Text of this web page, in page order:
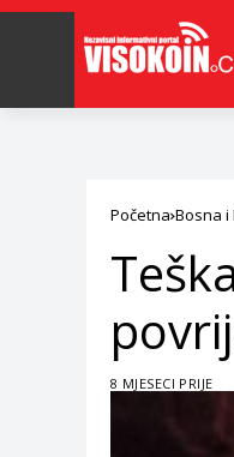
Početna Bosna i
8 MJESECI PRIJE